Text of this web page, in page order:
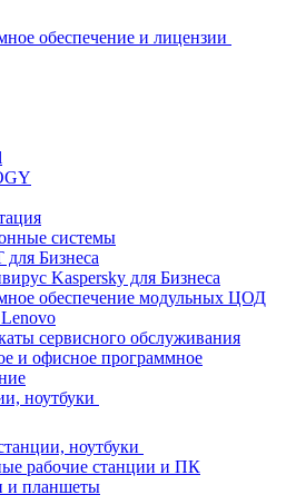
обеспечение и лицензии
системы
Бизнеса
Kaspersky для Бизнеса
обеспечение модульных ЦОД
сервисного обслуживания
и офисное программное
ноутбуки
ноутбуки
рабочие станции и ПК
и планшеты